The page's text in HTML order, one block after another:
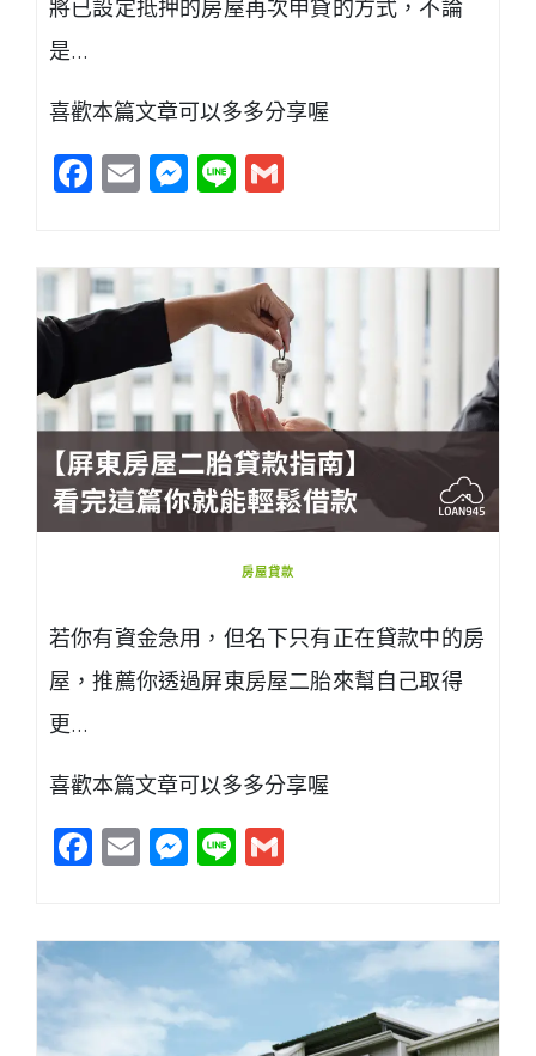
將已設定抵押的房屋再次申貸的方式，不論
是…
喜歡本篇文章可以多多分享喔
Facebook
EmailMessenger
Line
房屋貸款
若你有資金急用，但名下只有正在貸款中的房
屋，推薦你透過屏東房屋二胎來幫自己取得
更…
喜歡本篇文章可以多多分享喔
Facebook
EmailMessenger
Line